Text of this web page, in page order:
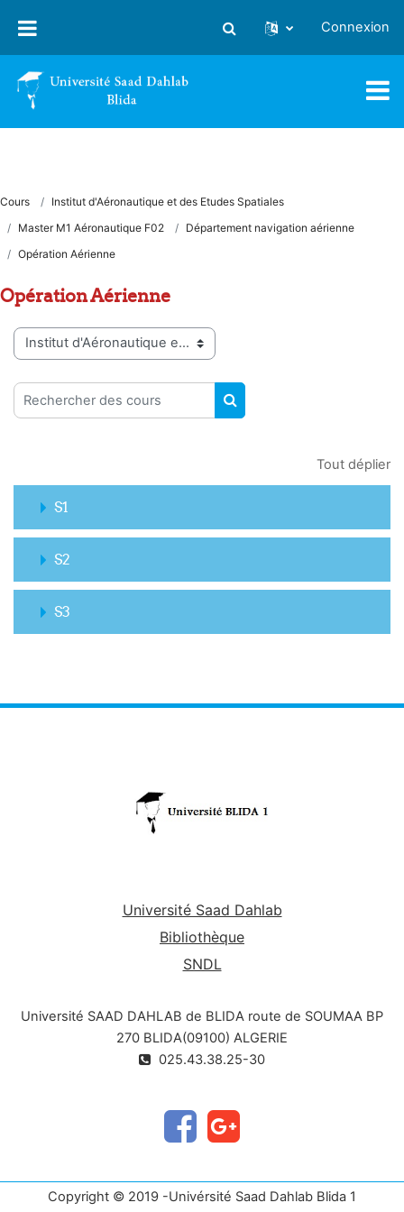
Activer/désactiver la saisie
Connexion
Cours
Institut d'Aéronautique et des Etudes Spatiales
Master M1 Aéronautique F02
Département navigation aérienne
Opération Aérienne
Opération Aérienne
Catégories de cours
Rechercher des cours
RECHERCHER DES
Tout déplier
S1
S2
S3
Université Saad Dahlab
Bibliothèque
SNDL
Université SAAD DAHLAB de BLIDA route de SOUMAA BP
270 BLIDA(09100) ALGERIE
025.43.38.25-30
Copyright © 2019 -Univérsité Saad Dahlab Blida 1